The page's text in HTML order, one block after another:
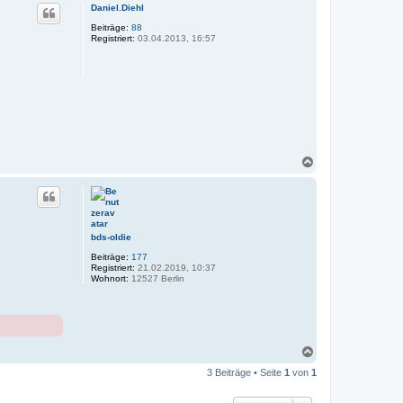
Daniel.Diehl
Beiträge: 88
Registriert: 03.04.2013, 16:57
bds-oldie
Beiträge: 177
Registriert: 21.02.2019, 10:37
Wohnort: 12527 Berlin
c
3 Beiträge • Seite 1 von 1